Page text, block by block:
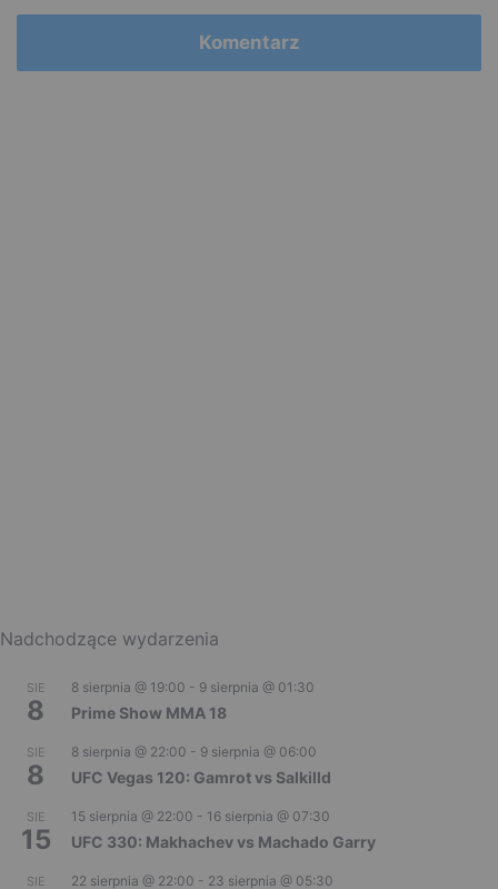
Komentarz
Nadchodzące wydarzenia
SIE
8
8 sierpnia @ 19:00 - 9 sierpnia @ 01:30
Prime Show MMA 18
SIE
8
8 sierpnia @ 22:00 - 9 sierpnia @ 06:00
UFC Vegas 120: Gamrot vs Salkilld
SIE
15
15 sierpnia @ 22:00 - 16 sierpnia @ 07:30
UFC 330: Makhachev vs Machado Garry
SIE 22 sierpnia @ 22:00 - 23 sierpnia @ 05:30